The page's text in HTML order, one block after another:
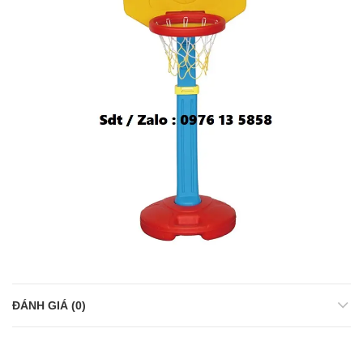
ĐÁNH GIÁ (0)